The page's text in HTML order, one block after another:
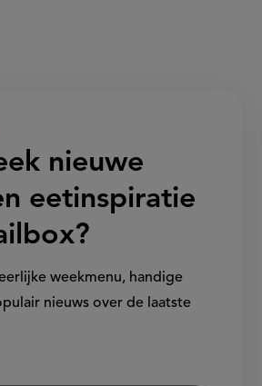
nieuwe
eetinspiratie
weekmenu, handige
nieuws over de laatste